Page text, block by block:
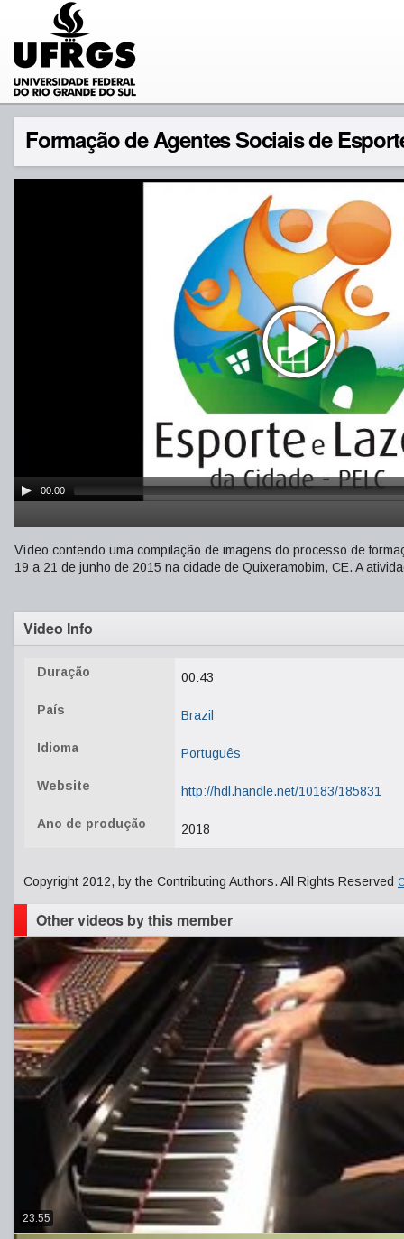
Formação de Agentes Sociais de
00:00
Vídeo contendo uma compilação de imagens do processo de
19 a 21 de junho de 2015 na cidade de Quixeramobim, CE. A
Video Info
Duração 00:43
País Brazil
Idioma Português
Website http://hdl.handle.net/10183/185831
Ano de produção 2018
Copyright 2012, by the Contributing Authors. All Rights Reserved
Other videos by this member
23:55